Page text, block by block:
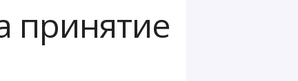
принятие